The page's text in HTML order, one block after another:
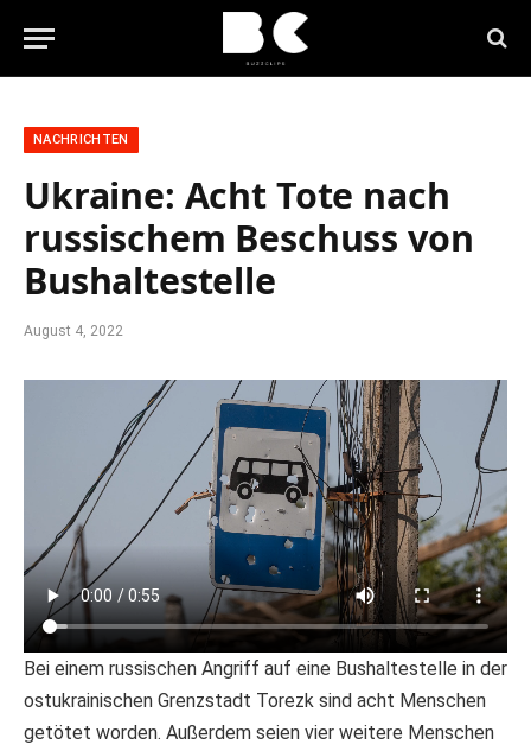
NACHRICHTEN
Ukraine: Acht Tote nach
russischem Beschuss von
Bushaltestelle
August 4, 2022
Bei einem russischen Angriff auf eine Bushaltestelle in der
ostukrainischen Grenzstadt Torezk sind acht Menschen
getötet worden. Außerdem seien vier weitere Menschen